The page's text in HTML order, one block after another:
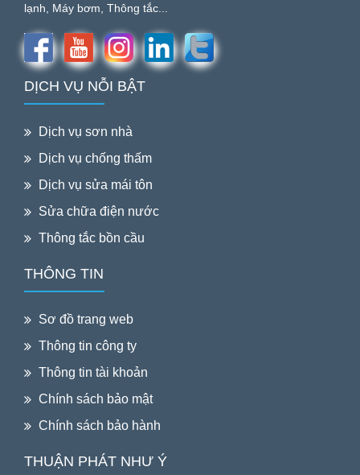
lạnh, Máy bơm, Thông tắc...
DỊCH VỤ NỖI BẬT
Dịch vụ sơn nhà
Dịch vụ chống thấm
Dịch vụ sửa mái tôn
Sửa chữa điện nước
Thông tắc bồn cầu
THÔNG TIN
Sơ đồ trang web
Thông tin công ty
Thông tin tài khoản
Chính sách bảo mật
Chính sách bảo hành
THUẬN PHÁT NHƯ Ý